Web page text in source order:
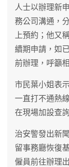
人士以辦理新
務公司溝通，
上預約；他又
續期申請，如
前辦理，呼籲
市民葉小姐表
一直打不通熱
在現場加設查
治安警發出新
留事務廳恢復
僱員前往辦理